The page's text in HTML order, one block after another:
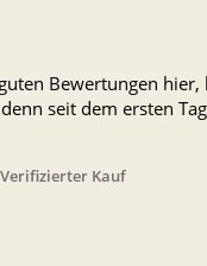
Bewertungen
seit dem ersten
Verifizierter Kauf